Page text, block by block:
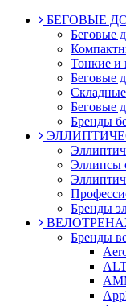
БЕГОВЫЕ
Беговые
Тонкие и
Беговые
Беговые
Бренды
Эллипсы
Бренды
Бренды